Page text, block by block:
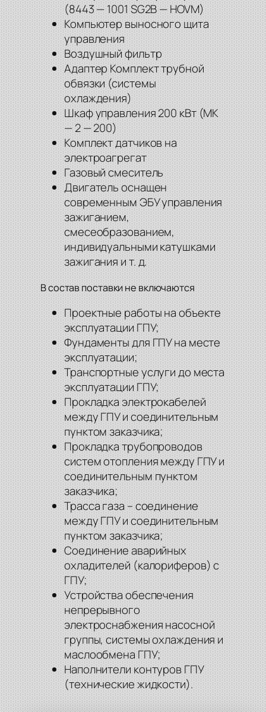
(8443 — 1001 SG2B — HOVM)
Компьютер выносного щита
управления
Воздушный фильтр
Адаптер Комплект трубной
обвязки (системы
охлаждения)
Шкаф управления 200 кВт (МК
— 2 — 200)
Комплект датчиков на
электроагрегат
Газовый смеситель
Двигатель оснащен
современным ЭБУ управления
зажиганием,
смесеобразованием,
индивидуальными катушками
зажигания и т. д.
В состав поставки не включаются
Проектные работы на объекте
эксплуатации ГПУ;
Фундаменты для ГПУ на месте
эксплуатации;
Транспортные услуги до места
эксплуатации ГПУ;
Прокладка электрокабелей
между ГПУ и соединительным
пунктом заказчика;
Прокладка трубопроводов
систем отопления между ГПУ и
соединительным пунктом
заказчика;
Трасса газа – соединение
между ГПУ и соединительным
пунктом заказчика;
Соединение аварийных
охладителей (калориферов) с
ГПУ;
Устройства обеспечения
непрерывного
электроснабжения насосной
группы, системы охлаждения и
маслообмена ГПУ;
Наполнители контуров ГПУ
(технические жидкости).